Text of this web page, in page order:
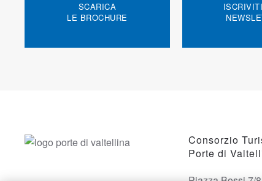
SCARICA
LE BROCHURE
Consorzio
Porte di